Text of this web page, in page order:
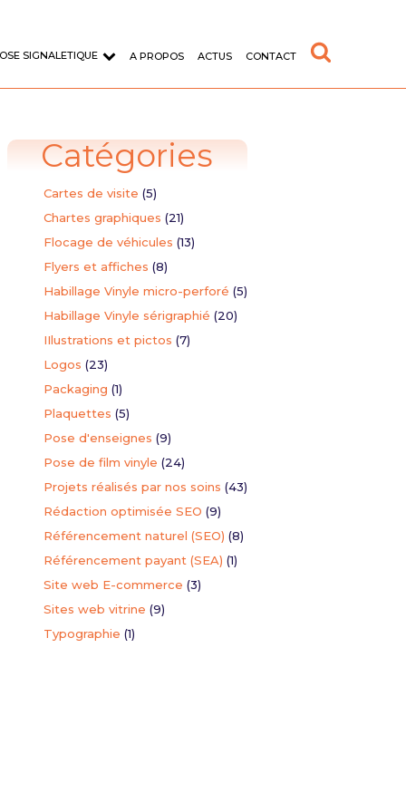
SIGNALETIQUE A PROPOS ACTUS CONTACT
Typographie
Création de la police de caractère
format sur adhésif vinyle
du formulaire de demande d'autorisation de modification de
Catégories
Cartes de visite (5)
Chartes graphiques (21)
Flocage de véhicules (13)
Flyers et affiches (8)
Habillage Vinyle micro-perforé (5)
Habillage Vinyle sérigraphié (20)
IIlustrations et pictos (7)
Logos (23)
Packaging (1)
Plaquettes (5)
Pose d'enseignes (9)
Pose de film vinyle (24)
Projets réalisés par nos soins (43)
Rédaction optimisée SEO (9)
Référencement naturel (SEO) (8)
Référencement payant (SEA) (1)
Site web E-commerce (3)
Sites web vitrine (9)
Typographie (1)